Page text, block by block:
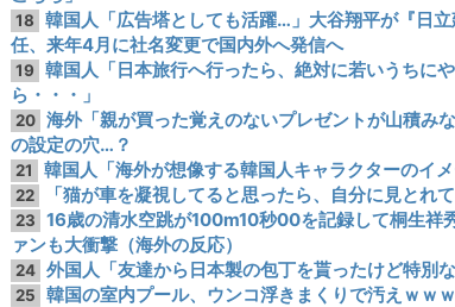
18
韓国人「広告塔としても活躍…」大谷翔平が『日
任、来年4月に社名変更で国内外へ発信へ
19
韓国人「日本旅行へ行ったら、絶対に若いうちに
ら・・・」
20 海外「親が買った覚えのないプレゼントが山積み
の設定の穴…？
21 韓国人「海外が想像する韓国人キャラクターのイメ
22 「猫が車を凝視してると思ったら、自分に見とれ
23
16歳の清水空跳が100m10秒00を記録して桐生祥
ァンも大衝撃（海外の反応）
24 外国人「友達から日本製の包丁を貰ったけど特別な
25 韓国の室内プール、ウンコ浮きまくりで汚えｗｗ